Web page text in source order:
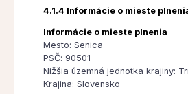
4.1.4 Informácie o mieste
Informácie o mieste plnenia
Mesto: Senica
PSČ: 90501
Nižšia územná jednotka krajiny:
Krajina: Slovensko